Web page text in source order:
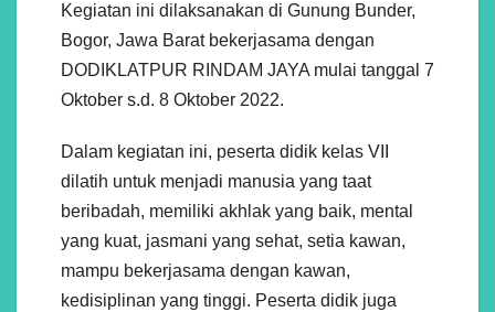
Kegiatan ini dilaksanakan di Gunung Bunder,
Bogor, Jawa Barat bekerjasama dengan
DODIKLATPUR RINDAM JAYA mulai tanggal 7
Oktober s.d. 8 Oktober 2022.
Dalam kegiatan ini, peserta didik kelas VII
dilatih untuk menjadi manusia yang taat
beribadah, memiliki akhlak yang baik, mental
yang kuat, jasmani yang sehat, setia kawan,
mampu bekerjasama dengan kawan,
kedisiplinan yang tinggi. Peserta didik juga